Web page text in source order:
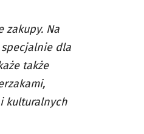
zakupy. Na
dla
także
kulturalnych